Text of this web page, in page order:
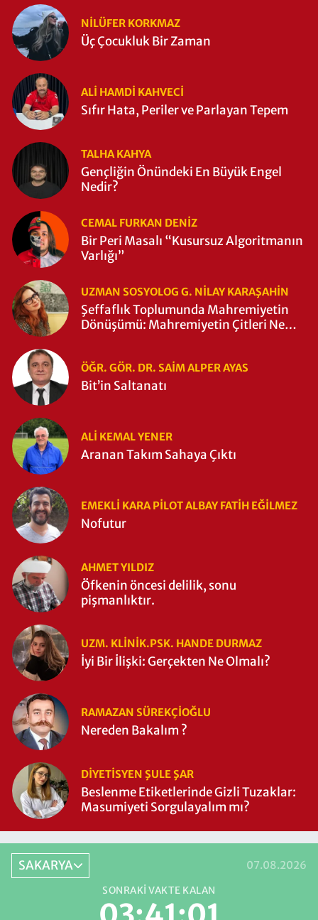
NILÜFER KORKMAZ
Üç Çocukluk Bir Zaman
ALI HAMDI KAHVECİ
Sıfır Hata, Periler ve Parlayan Tepem
TALHA KAHYA
Gençliğin Önündeki En Büyük Engel
Nedir?
CEMAL FURKAN DENİZ
Bir Peri Masalı “Kusursuz Algoritmanın
Varlığı”
UZMAN SOSYOLOG G. NILAY KARAŞAHİN
Şeffaflık Toplumunda Mahremiyetin
Dönüşümü: Mahremiyetin Çitleri Ne
ÖĞR. GÖR. DR. SAIM ALPER AYAS
Bit’in Saltanatı
ALI KEMAL YENER
Aranan Takım Sahaya Çıktı
EMEKLI KARA PILOT ALBAY FATIH EĞİLMEZ
Nofutur
AHMET YILDIZ
Öfkenin öncesi delilik, sonu
pişmanlıktır.
UZM. KLINIK.PSK. HANDE DURMAZ
İyi Bir İlişki: Gerçekten Ne Olmalı?
RAMAZAN SÜREKÇIOĞLU
Nereden Bakalım ?
DIYETISYEN ŞULE ŞAR
Beslenme Etiketlerinde Gizli Tuzaklar:
Masumiyeti Sorgulayalım mı?
SAKARYA 07.08.2026
SONRAKI VAKTE KALAN